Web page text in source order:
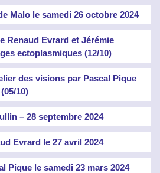
Malo le samedi 26 octobre 2024
Renaud Evrard et Jérémie
ectoplasmiques (12/10)
des visions par Pascal Pique
10)
– 28 septembre 2024
Evrard le 27 avril 2024
Pique le samedi 23 mars 2024